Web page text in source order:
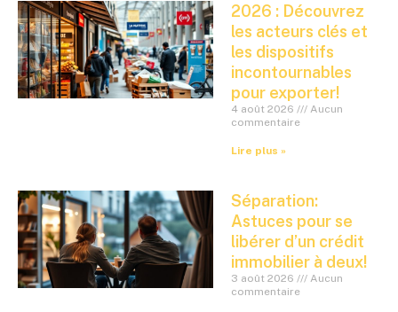
2026 : Découvrez
les acteurs clés et
les dispositifs
incontournables
pour exporter!
4 août 2026
Aucun
commentaire
Lire plus »
Séparation:
Astuces pour se
libérer d’un crédit
immobilier à deux!
3 août 2026
Aucun
commentaire